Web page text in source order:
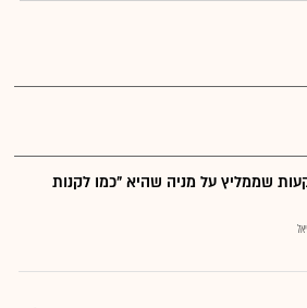
שממליץ על מניה שהיא "כמו לקנות